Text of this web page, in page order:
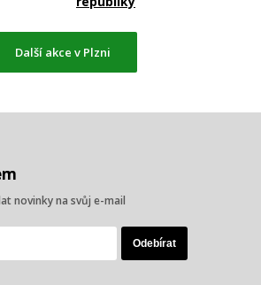
Další akce v Plzni
novinky na svůj e-mail